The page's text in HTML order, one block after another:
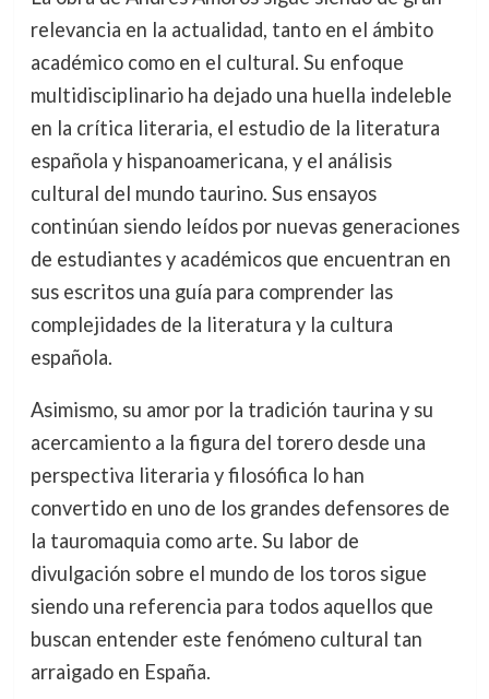
relevancia en la actualidad, tanto en el ámbito
académico como en el cultural. Su enfoque
multidisciplinario ha dejado una huella indeleble
en la crítica literaria, el estudio de la literatura
española y hispanoamericana, y el análisis
cultural del mundo taurino. Sus ensayos
continúan siendo leídos por nuevas generaciones
de estudiantes y académicos que encuentran en
sus escritos una guía para comprender las
complejidades de la literatura y la cultura
española.
Asimismo, su amor por la tradición taurina y su
acercamiento a la figura del torero desde una
perspectiva literaria y filosófica lo han
convertido en uno de los grandes defensores de
la tauromaquia como arte. Su labor de
divulgación sobre el mundo de los toros sigue
siendo una referencia para todos aquellos que
buscan entender este fenómeno cultural tan
arraigado en España.